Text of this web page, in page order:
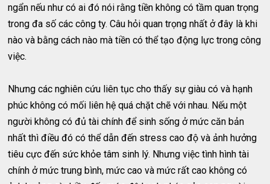
ngẩn nếu như có ai đó nói rằng tiền không có tầm quan trọng
trong đa số các công ty. Câu hỏi quan trọng nhất ở đây là khi
nào và bằng cách nào mà tiền có thể tạo động lực trong công
việc.
Nhưng các nghiên cứu liên tục cho thấy sự giàu có và hạnh
phúc không có mối liên hệ quá chặt chẽ với nhau. Nếu một
người không có đủ tài chính để sinh sống ở mức căn bản
nhất thì điều đó có thể dẫn đến stress cao độ và ảnh hưởng
tiêu cực đến sức khỏe tâm sinh lý. Nhưng việc tình hình tài
chính ở mức trung bình, mức cao và mức rất cao không có